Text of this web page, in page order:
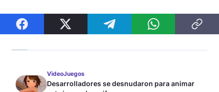
VideoJuegos
Desarrolladores se desnudaron para animar